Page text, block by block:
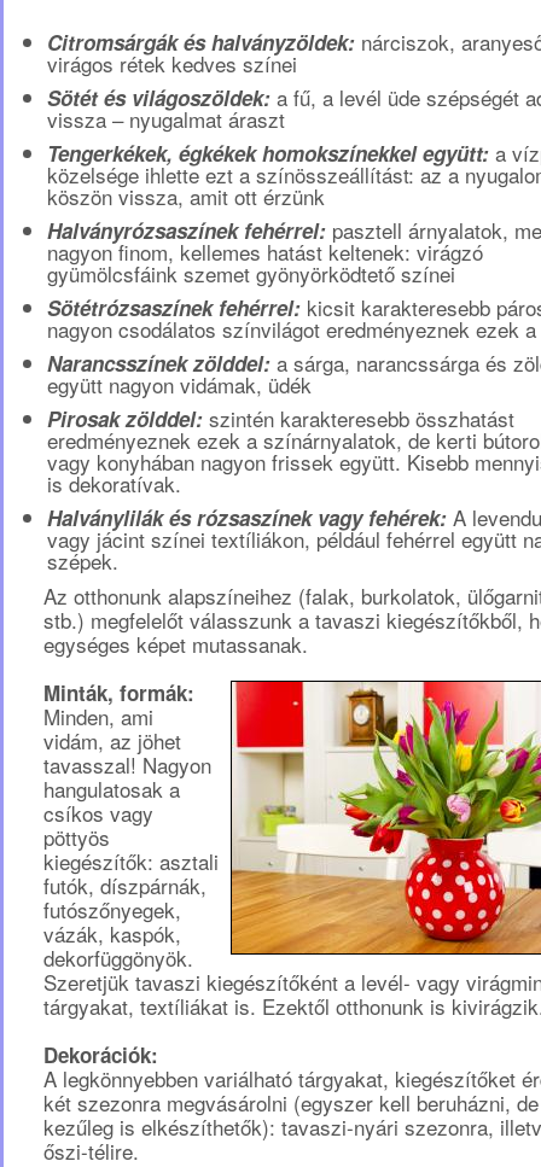
Citromsárgák és halványzöldek: nárciszok,
virágos rétek kedves színei
Sötét és világoszöldek: a fű, a levél üde szépségét
vissza – nyugalmat áraszt
Tengerkékek, égkékek homokszínekkel együtt: a
közelsége ihlette ezt a színösszeállítást: az a
köszön vissza, amit ott érzünk
Halványrózsaszínek fehérrel: pasztell árnyalatok,
nagyon finom, kellemes hatást keltenek: virágzó
gyümölcsfáink szemet gyönyörködtető színei
Sötétrózsaszínek fehérrel: kicsit karakteresebb
nagyon csodálatos színvilágot eredményeznek ezek
Narancsszínek zölddel: a sárga, narancssárga és
együtt nagyon vidámak, üdék
Pirosak zölddel: szintén karakteresebb összhatást
eredményeznek ezek a színárnyalatok, de kerti
vagy konyhában nagyon frissek együtt. Kisebb
is dekoratívak.
Halványlilák és rózsaszínek vagy fehérek: A
vagy jácint színei textíliákon, például fehérrel együtt
szépek.
Az otthonunk alapszíneihez (falak, burkolatok,
stb.) megfelelőt válasszunk a tavaszi kiegészítőkből,
egységes képet mutassanak.
Minták, formák:
Minden, ami
vidám, az jöhet
tavasszal! Nagyon
hangulatosak a
csíkos vagy
pöttyös
kiegészítők: asztali
futók, díszpárnák,
futószőnyegek,
vázák, kaspók,
dekorfüggönyök.
Szeretjük tavaszi kiegészítőként a levél- vagy
tárgyakat, textíliákat is. Ezektől otthonunk is
Dekorációk:
A legkönnyebben variálható tárgyakat, kiegészítőket
két szezonra megvásárolni (egyszer kell beruházni,
kezűleg is elkészíthetők): tavaszi-nyári szezonra,
őszi-télire.